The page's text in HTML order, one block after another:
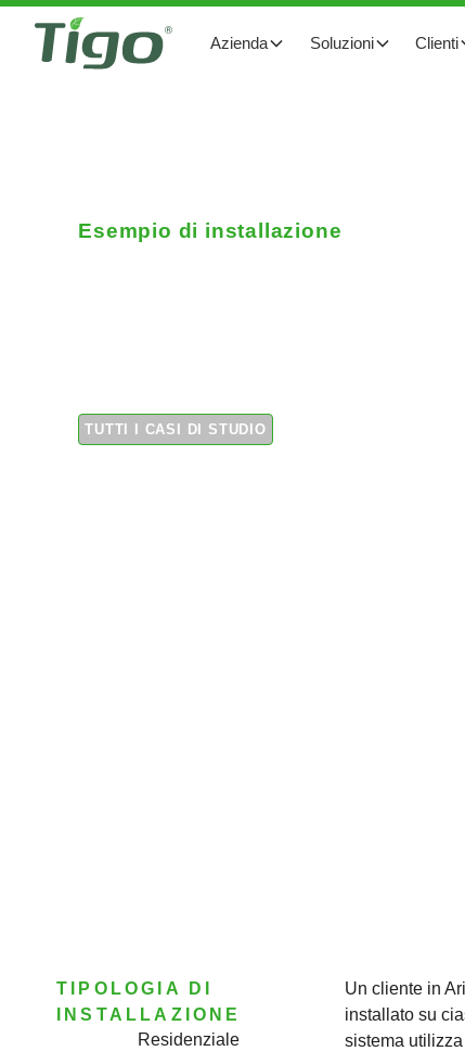
Azienda Soluzioni Clienti
Esempio di installazione
TUTTI I CASI DI STUDIO
TIPOLOGIA DI
INSTALLAZIONE
Residenziale
Un cliente in
installato su
sistema